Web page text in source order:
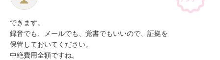
できます。
録音でも、メールでも、覚書でもいいので、証拠を
保管しておいてください。
中絶費用全額ですね。